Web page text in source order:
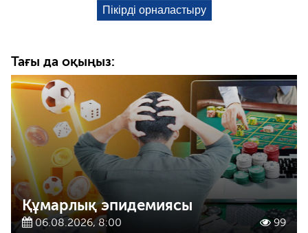
Тағы да оқыңыз:
Құмарлық эпидемиясы
06.08.2026, 8:00 99